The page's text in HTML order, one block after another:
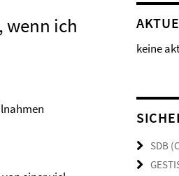
wenn ich
keine
SDB